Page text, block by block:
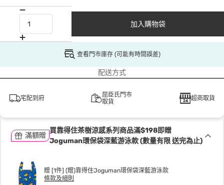
加入購物袋
查看門市庫存 (可能有時間誤差)
配送方式
宅配到府
屈臣氏門市
取貨
超商取貨
滿額贈
買靠得住茶樹涼感系列商品滿$198即贈
Joguman環保袋深藍游泳款 (數量有限 送完為止)
贈 [1件] (贈)靠得住Joguman環保袋深藍游泳款
條款及細則